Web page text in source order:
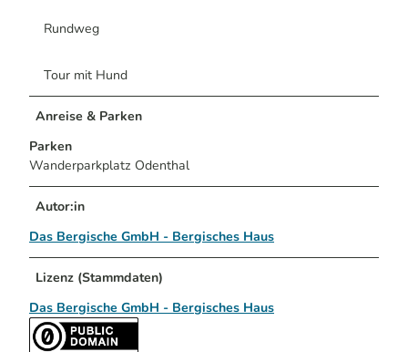
Rundweg
Tour mit Hund
Anreise & Parken
Parken
Wanderparkplatz Odenthal
Autor:in
Das Bergische GmbH - Bergisches Haus
Lizenz (Stammdaten)
Das Bergische GmbH - Bergisches Haus